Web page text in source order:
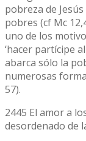
pobreza de
pobres (cf Mc
uno de los
‘hacer partícipe
abarca sólo la
numerosas
57).
2445 El amor a
desordenado de